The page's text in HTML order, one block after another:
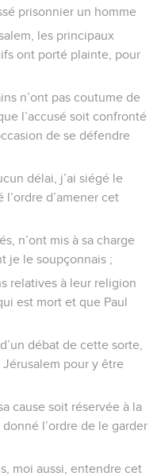
prisonnier un homme
les principaux
ont porté plainte, pour
n’ont pas coutume de
l’accusé soit confronté
de se défendre
délai, j’ai siégé le
d’amener cet
n’ont mis à sa charge
je le soupçonnais ;
relatives à leur religion
est mort et que Paul
débat de cette sorte,
pour y être
cause soit réservée à la
l’ordre de le garder
moi aussi, entendre cet